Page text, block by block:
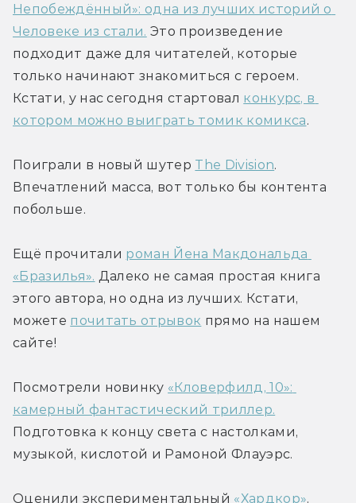
Непобеждённый»: одна из лучших историй о
Человеке из стали. Это произведение
подходит даже для читателей, которые
только начинают знакомиться с героем.
Кстати, у нас сегодня стартовал конкурс, в
котором можно выиграть томик комикса.
Поиграли в новый шутер The Division.
Впечатлений масса, вот только бы контента
побольше.
Ещё прочитали роман Йена Макдональда
«Бразилья». Далеко не самая простая книга
этого автора, но одна из лучших. Кстати,
можете почитать отрывок прямо на нашем
сайте!
Посмотрели новинку «Кловерфилд, 10»:
камерный фантастический триллер.
Подготовка к концу света с настолками,
музыкой, кислотой и Рамоной Флауэрс.
Оценили экспериментальный «Хардкор».